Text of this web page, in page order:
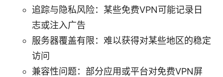
追踪与隐私风险：某些免费VPN可能记录日
志或注入广告
服务器覆盖有限：难以获得对某些地区的稳定
访问
兼容性问题：部分应用或平台对免费VPN屏